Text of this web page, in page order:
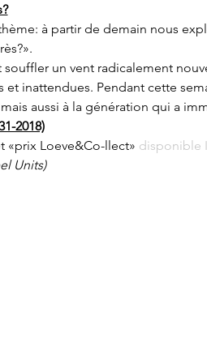
à partir de demain nous
souffler un vent radicalement
et inattendues. Pendant cette
aussi à la génération qui a
2018)
«prix Loeve&Co-llect» disponible
Units)